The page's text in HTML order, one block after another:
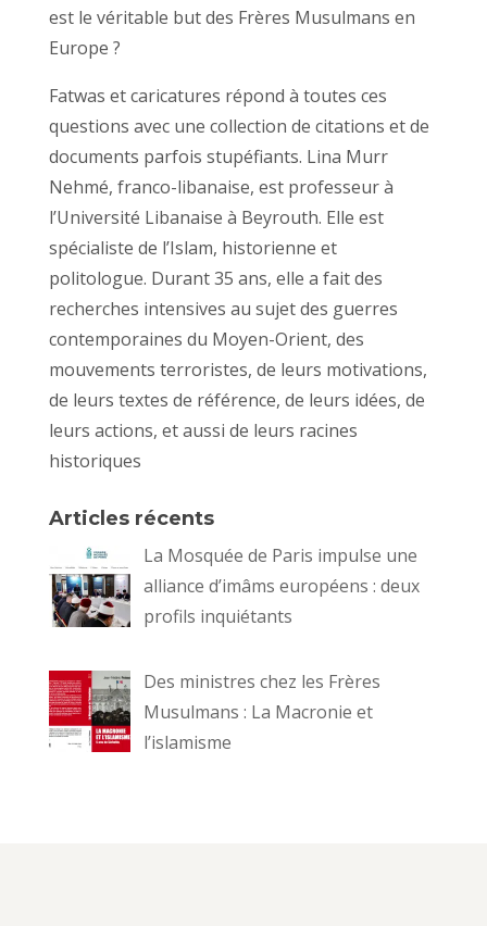
est le véritable but des Frères Musulmans en
Europe ?
Fatwas et caricatures répond à toutes ces
questions avec une collection de citations et de
documents parfois stupéfiants. Lina Murr
Nehmé, franco-libanaise, est professeur à
l’Université Libanaise à Beyrouth. Elle est
spécialiste de l’Islam, historienne et
politologue. Durant 35 ans, elle a fait des
recherches intensives au sujet des guerres
contemporaines du Moyen-Orient, des
mouvements terroristes, de leurs motivations,
de leurs textes de référence, de leurs idées, de
leurs actions, et aussi de leurs racines
historiques
Articles récents
La Mosquée de Paris impulse une
alliance d’imâms européens : deux
profils inquiétants
Des ministres chez les Frères
Musulmans : La Macronie et
l’islamisme